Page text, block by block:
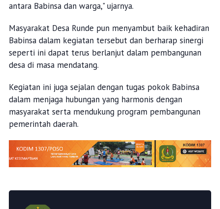
antara Babinsa dan warga," ujarnya.
Masyarakat Desa Runde pun menyambut baik kehadiran
Babinsa dalam kegiatan tersebut dan berharap sinergi
seperti ini dapat terus berlanjut dalam pembangunan
desa di masa mendatang.
Kegiatan ini juga sejalan dengan tugas pokok Babinsa
dalam menjaga hubungan yang harmonis dengan
masyarakat serta mendukung program pembangunan
pemerintah daerah.